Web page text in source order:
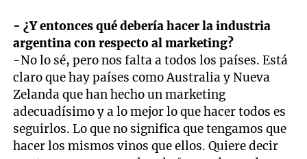
- ¿Y entonces qué debería hacer la industria
argentina con respecto al marketing?
-No lo sé, pero nos falta a todos los países. Está
claro que hay países como Australia y Nueva
Zelanda que han hecho un marketing
adecuadísimo y a lo mejor lo que hacer todos es
seguirlos. Lo que no significa que tengamos que
hacer los mismos vinos que ellos. Quiere decir